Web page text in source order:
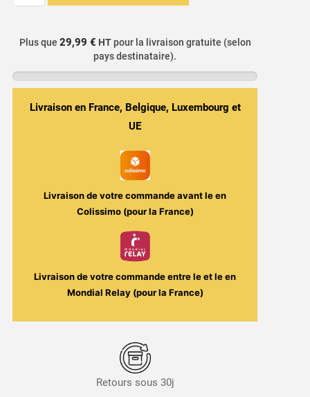
Strawberry
100ml
Plus que 29,99 € HTpour la livraison gratuite (selon
pays destinataire).
Livraison en France, Belgique, Luxembourg et
UE
Livraison de votre commande avant leen
Colissimo (pour la France)
Livraison de votre commande entre leet leen
Mondial Relay (pour la France)
Retours sous 30j